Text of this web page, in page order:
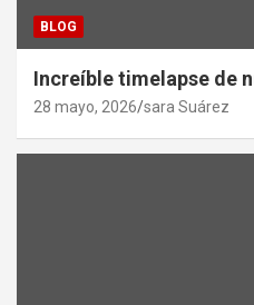
BLOG
Increíble timelapse de
28 mayo, 2026 sara Suárez